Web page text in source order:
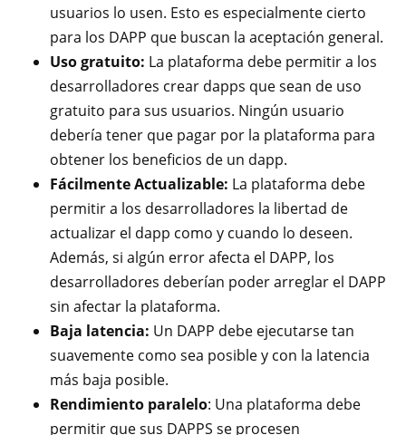
usuarios lo usen. Esto es especialmente cierto
para los DAPP que buscan la aceptación general.
Uso gratuito: La plataforma debe permitir a los
desarrolladores crear dapps que sean de uso
gratuito para sus usuarios. Ningún usuario
debería tener que pagar por la plataforma para
obtener los beneficios de un dapp.
Fácilmente Actualizable: La plataforma debe
permitir a los desarrolladores la libertad de
actualizar el dapp como y cuando lo deseen.
Además, si algún error afecta el DAPP, los
desarrolladores deberían poder arreglar el DAPP
sin afectar la plataforma.
Baja latencia: Un DAPP debe ejecutarse tan
suavemente como sea posible y con la latencia
más baja posible.
Rendimiento paralelo: Una plataforma debe
permitir que sus DAPPS se procesen